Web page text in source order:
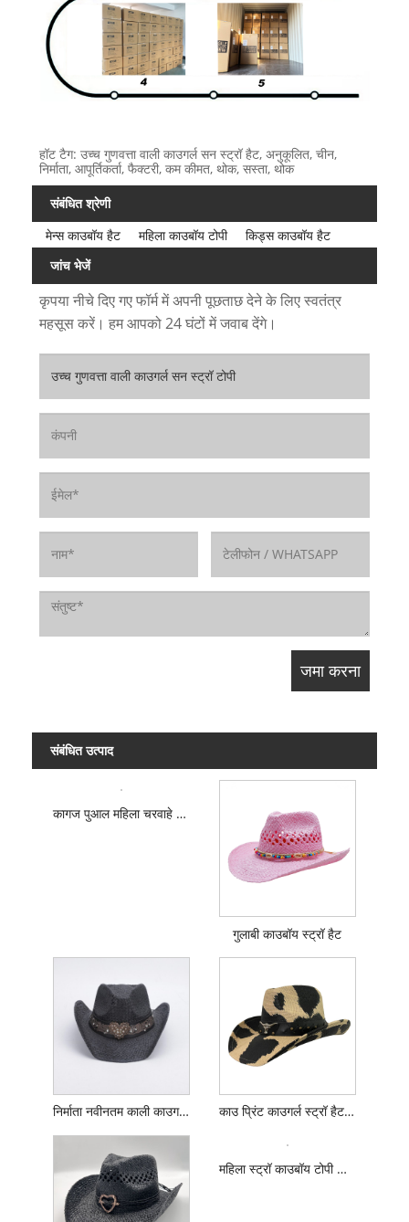
हॉट टैग: उच्च गुणवत्ता वाली काउगर्ल सन स्ट्रॉ हैट, अनुकूलित, चीन,
निर्माता, आपूर्तिकर्ता, फैक्टरी, कम कीमत, थोक, सस्ता, थोक
संबंधित श्रेणी
मेन्स काउबॉय हैट
महिला काउबॉय टोपी
किड्स काउबॉय हैट
जांच भेजें
कृपया नीचे दिए गए फॉर्म में अपनी पूछताछ देने के लिए स्वतंत्र
महसूस करें। हम आपको 24 घंटों में जवाब देंगे।
संबंधित उत्पाद
गुलाबी काउबॉय स्ट्रॉ हैट
निर्माता नवीनतम काली काउगर्ल स्ट्रॉ टोपी काउ प्रिंट काउगर्ल स्ट्रॉ हैट आपूर्तिकर्ता